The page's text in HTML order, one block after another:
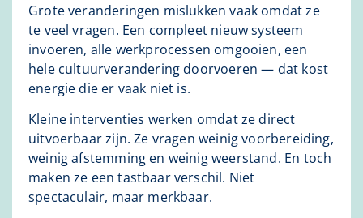
Grote veranderingen mislukken vaak omdat ze
te veel vragen. Een compleet nieuw systeem
invoeren, alle werkprocessen omgooien, een
hele cultuurverandering doorvoeren — dat kost
energie die er vaak niet is.
Kleine interventies werken omdat ze direct
uitvoerbaar zijn. Ze vragen weinig voorbereiding,
weinig afstemming en weinig weerstand. En toch
maken ze een tastbaar verschil. Niet
spectaculair, maar merkbaar.